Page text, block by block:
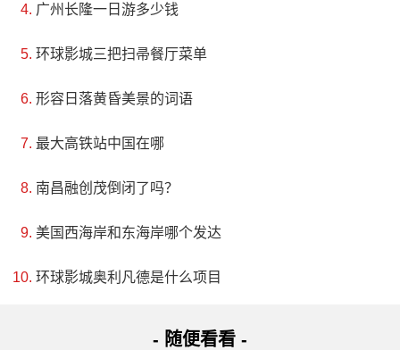
广州长隆一日游多少钱
环球影城三把扫帚餐厅菜单
形容日落黄昏美景的词语
最大高铁站中国在哪
南昌融创茂倒闭了吗？
美国西海岸和东海岸哪个发达
环球影城奥利凡德是什么项目
- 随便看看 -